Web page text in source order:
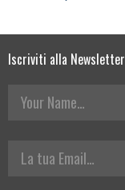
Iscriviti alla Newsletter
Your Name
La tua Email